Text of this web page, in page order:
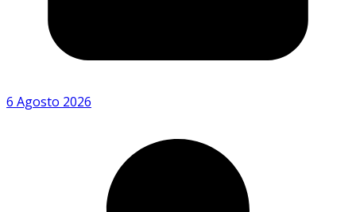
6 Agosto 2026